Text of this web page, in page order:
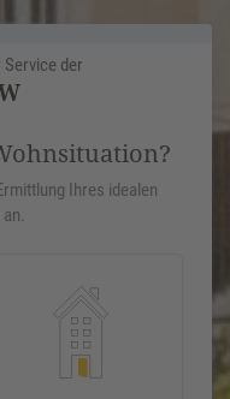
der
Ihres idealen